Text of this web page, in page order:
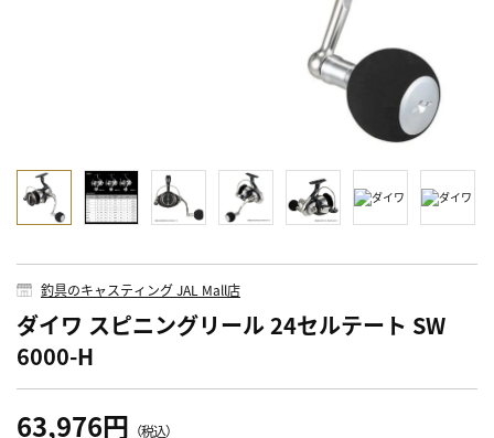
釣具のキャスティング JAL Mall店
ダイワ スピニングリール 24セルテート SW
6000-H
63,976円 （税込）